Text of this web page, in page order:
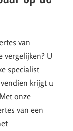
van
vergelijken? U
specialist
krijgt u
onze
van een